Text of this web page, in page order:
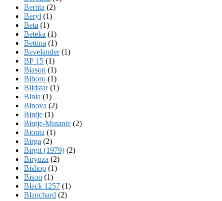
Bertita (2)
Beryl (1)
Beta (1)
Beteka (1)
Bettina (1)
Bevelander(1)
BF 15 (1)
Biason (1)
Bihoro (1)
Bildstar(1)
Binia (1)
Binova (2)
Bintje (1)
Bintje-Mutante (2)
Bionta (1)
Birga (2)
Birgit (1979) (2)
Biryuza (2)
Bishop (1)
Bison (1)
Black 1257 (1)
Blanchard (2)